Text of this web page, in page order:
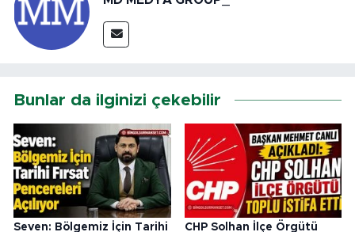
Bunlar da ilginizi çekebilir
Seven: Bölgemiz İçin Tarihi
CHP Solhan İlçe Örgütü